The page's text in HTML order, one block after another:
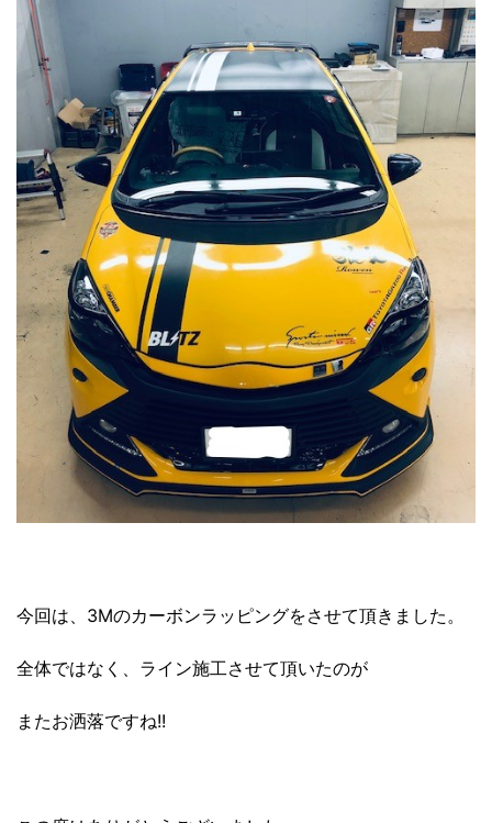
今回は、3Mのカーボンラッピングをさせて頂きました。
全体ではなく、ライン施工させて頂いたのが
またお洒落ですね!!